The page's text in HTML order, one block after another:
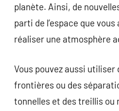
planète. Ainsi, de
parti de l’espace que
réaliser une atmosphère
Vous pouvez aussi
frontières ou des
tonnelles et des treillis ou